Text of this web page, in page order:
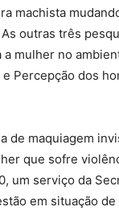
machista
outras três
mulher no
Percepção dos
de maquiagem
que sofre
um serviço da
em situação de